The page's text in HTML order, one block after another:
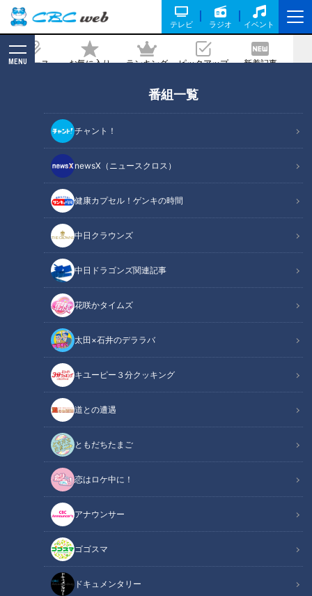
テレビ ラジオ イベント
ニュース お気に入り ランキング ピックアップ 新着記事
MENU
番組一覧
チャント！
newsX（ニュースクロス）
健康カプセル！ゲンキの時間
中日クラウンズ
中日ドラゴンズ関連記事
花咲かタイムズ
太田×石井のデララバ
キユーピー３分クッキング
道との遭遇
ともだちたまご
恋はロケ中に！
アナウンサー
ゴゴスマ
ドキュメンタリー
緊急提言！ 巻き返しのチャンスは“ある
と思いますよ”
2019/07/30 10:10
中日ドラゴンズ
サンドラコラム
「【ドラゴンズライター竹内茂喜の『野球のドテ煮』】
CBCテレビ「サンデードラゴンズ」（毎週日曜日午後12時54
分から東海エリアで生放送）を見たコラム」
連敗を脱出！勝負の夏を迎えたドラゴンズ
抑え不在に一言“鈴木でしょ”
浮上のカギは小笠原！そして根尾の評価は？